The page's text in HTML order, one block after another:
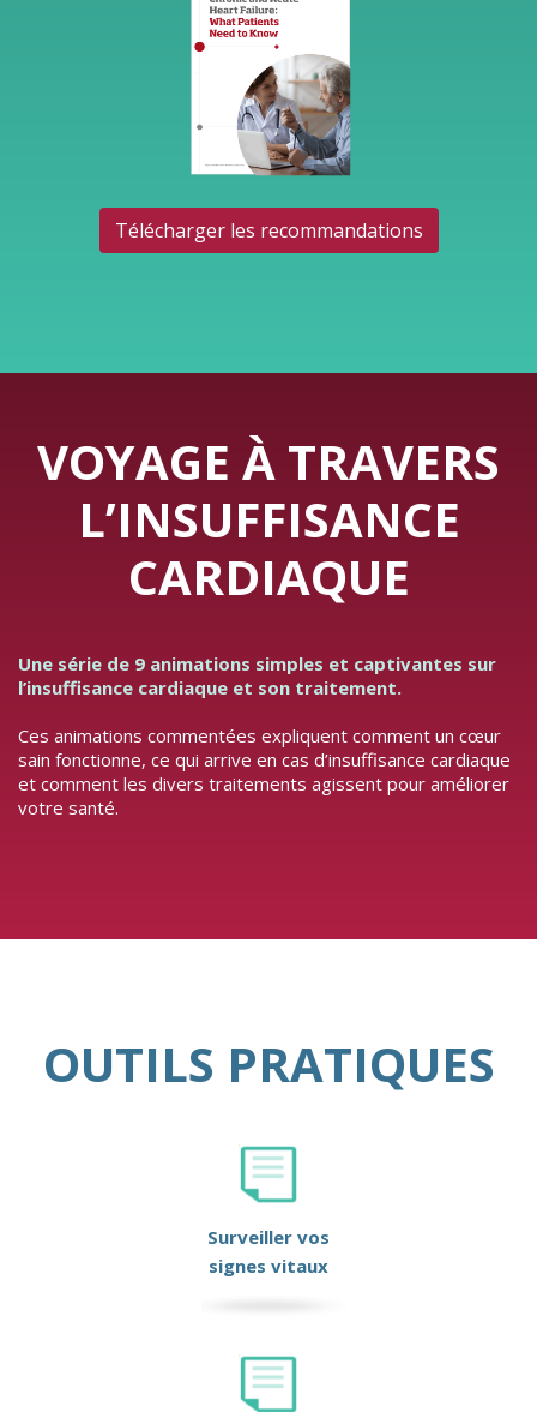
Télécharger les recommandations
VOYAGE À TRAVERS
L’INSUFFISANCE
CARDIAQUE
Une série de 9 animations simples et captivantes sur
l’insuffisance cardiaque et son traitement.
Ces animations commentées expliquent comment un cœur
sain fonctionne, ce qui arrive en cas d’insuffisance cardiaque
et comment les divers traitements agissent pour améliorer
votre santé.
OUTILS PRATIQUES
Surveiller vos
signes vitaux